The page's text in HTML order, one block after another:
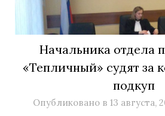
Начальника отдела
«Тепличный» судят за
подкуп
Опубликовано в 13 августа,